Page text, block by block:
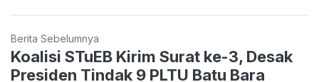
Berita Sebelumnya
Koalisi STuEB Kirim Surat ke-3, Desak
Presiden Tindak 9 PLTU Batu Bara